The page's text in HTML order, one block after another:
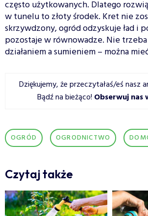
często użytkowanych. Dlatego
w tunelu to złoty środek. Kret nie
skrzywdzony, ogród odzyskuje ład i
pozostaje w równowadze. Nie
działaniem a sumieniem – można
Dziękujemy, że przeczytałaś/eś nasz
Bądź na bieżąco! Obserwuj nas
OGRÓD OGRODNICTWO
Czytaj także